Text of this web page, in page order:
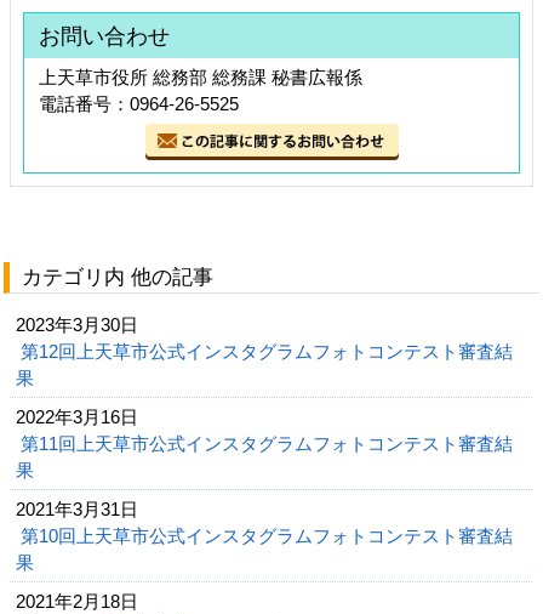
お問い合わせ
上天草市役所 総務部 総務課 秘書広報係
電話番号：0964-26-5525
カテゴリ内 他の記事
2023年3月30日
第12回上天草市公式インスタグラムフォトコンテスト審査結
果
2022年3月16日
第11回上天草市公式インスタグラムフォトコンテスト審査結
果
2021年3月31日
第10回上天草市公式インスタグラムフォトコンテスト審査結
果
2021年2月18日